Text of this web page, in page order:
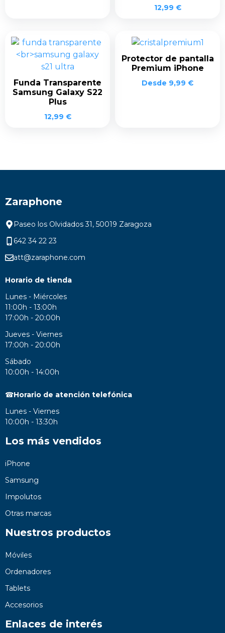
12,99 €
Funda Transparente
Samsung Galaxy S22
Plus
12,99 €
Protector de pantalla
Premium iPhone
Desde 9,99 €
Zaraphone
Paseo los Olvidados 31, 50019 Zaragoza
642 34 22 23
att@zaraphone.com
Horario de tienda
Lunes - Miércoles
11:00h - 13:00h
17:00h - 20:00h
Jueves - Viernes
17:00h - 20:00h
Sábado
10:00h - 14:00h
☎Horario de atención telefónica
Lunes - Viernes
10:00h - 13:30h
Los más vendidos
iPhone
Samsung
Impolutos
Otras marcas
Nuestros productos
Móviles
Ordenadores
Tablets
Accesorios
Enlaces de interés